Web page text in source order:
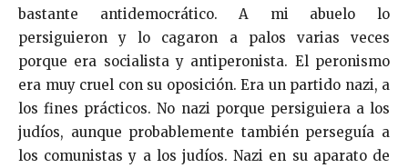
bastante antidemocrático. A mi abuelo lo
persiguieron y lo cagaron a palos varias veces
porque era socialista y antiperonista. El peronismo
era muy cruel con su oposición. Era un partido nazi, a
los fines prácticos. No nazi porque persiguiera a los
judíos, aunque probablemente también perseguía a
los comunistas y a los judíos. Nazi en su aparato de